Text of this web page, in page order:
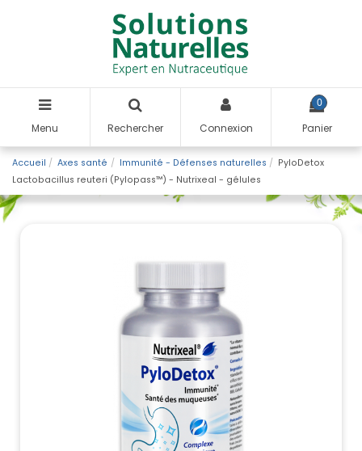
Menu Rechercher Connexion
0
Panier
Accueil Axes santé Immunité - Défenses naturelles
PyloDetox
Lactobacillus reuteri (Pylopass™) - Nutrixeal - gélules